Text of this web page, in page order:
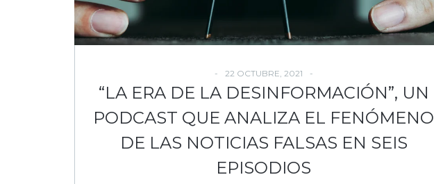
22 OCTUBRE, 2021
“LA ERA DE LA DESINFORMACIÓN”, UN
PODCAST QUE ANALIZA EL FENÓMENO
DE LAS NOTICIAS FALSAS EN SEIS
EPISODIOS